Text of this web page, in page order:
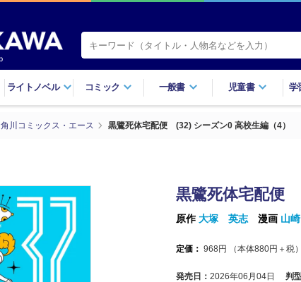
ライトノベル コミック 一般書 児童書 学
角川コミックス・エース 黒鷺死体宅配便 (32) シーズン0 高校生編（4）
黒鷺死体宅配便
原作大塚 英志 漫画 山
定価： 968円 （本体880円＋税）
発売日： 2026年06月04日 判